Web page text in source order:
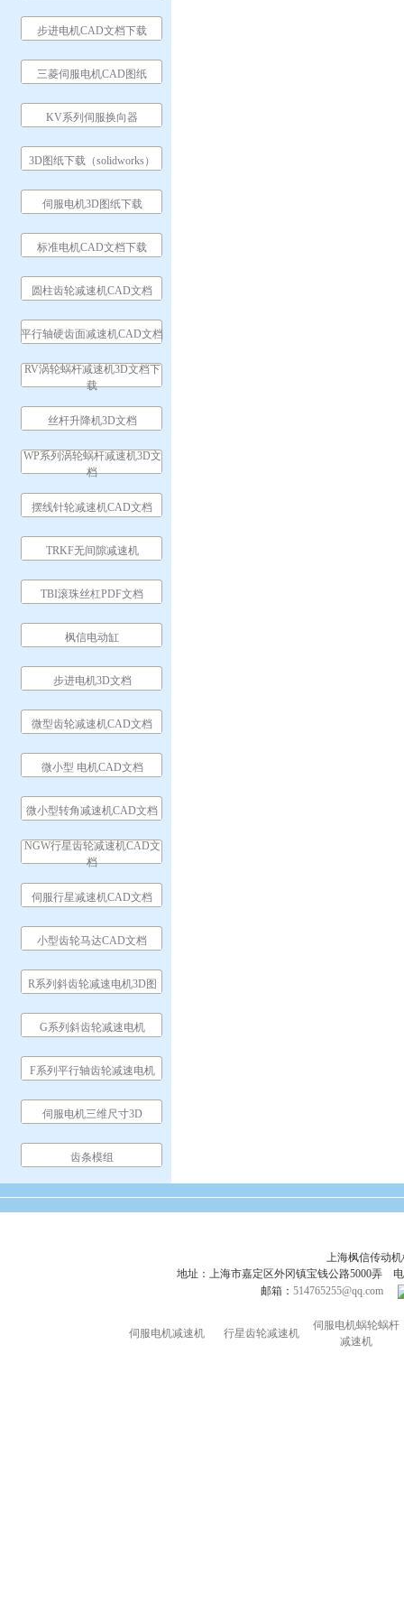
步进电机CAD文档下载
三菱伺服电机CAD图纸
KV系列伺服换向器
3D图纸下载（solidworks）
伺服电机3D图纸下载
标准电机CAD文档下载
圆柱齿轮减速机CAD文档
平行轴硬齿面减速机CAD文档
RV涡轮蜗杆减速机3D文档下
载
丝杆升降机3D文档
WP系列涡轮蜗杆减速机3D文
档
摆线针轮减速机CAD文档
TRKF无间隙减速机
TBI滚珠丝杠PDF文档
枫信电动缸
步进电机3D文档
微型齿轮减速机CAD文档
微小型 电机CAD文档
微小型转角减速机CAD文档
NGW行星齿轮减速机CAD文
档
伺服行星减速机CAD文档
小型齿轮马达CAD文档
R系列斜齿轮减速电机3D图
G系列斜齿轮减速电机
F系列平行轴齿轮减速电机
伺服电机三维尺寸3D
齿条模组
上海枫信传动
地址：上海市嘉定区外冈镇宝钱公路5000弄 电
邮箱：514765255@qq.com
伺服电机减速机 行星齿轮减速机
伺服电机蜗轮蜗杆
减速机